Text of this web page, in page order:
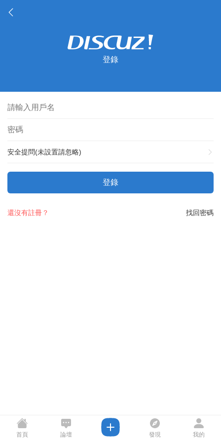
登錄
安全提問(未設置請忽略)
登錄
找回密碼
還沒有註冊？
首頁 論壇 發現 我的